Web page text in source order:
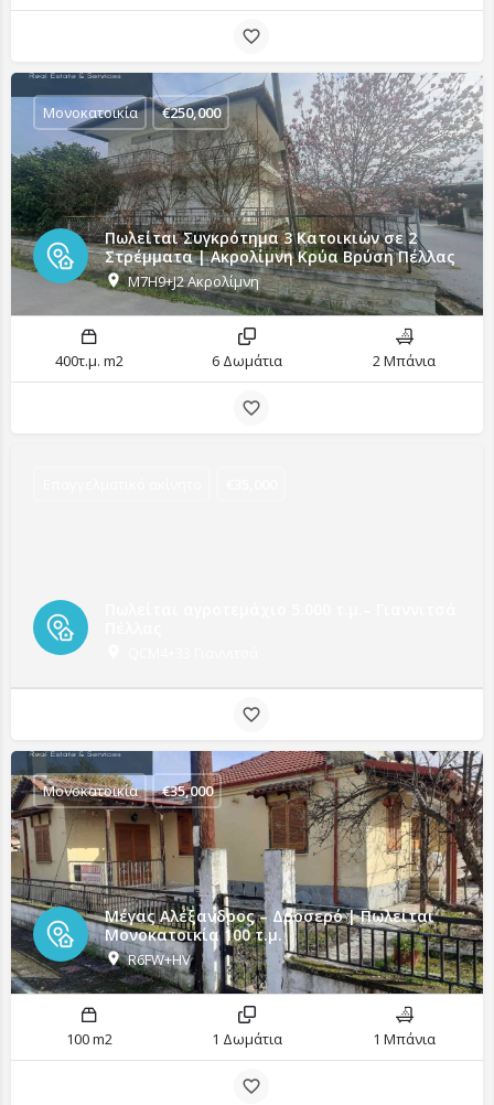
Πωλείται Συγκρότημα 3 Κατοικιών σε 2
Στρέμματα | Ακρολίμνη Κρύα Βρύση Πέλλας
M7H9+J2 Ακρολίμνη
Μονοκατοικία €250,000
400τ.μ. m2 6 Δωμάτια 2 Μπάνια
Μέγας Αλέξανδρος – Δροσερό | Πωλείται
Μονοκατοικία 100 τ.μ.
R6FW+HV
Μονοκατοικία €35,000
100 m2 1 Δωμάτια 1 Μπάνια